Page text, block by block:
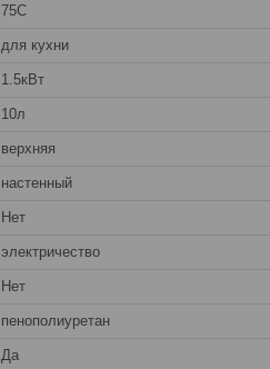
75C
для кухни
1.5кВт
10л
верхняя
настенный
Нет
электричество
Нет
пенополиуретан
Да